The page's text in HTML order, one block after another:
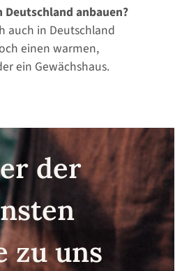
Deutschland anbauen?
auch in Deutschland
einen warmen,
ein Gewächshaus.
der
zu uns